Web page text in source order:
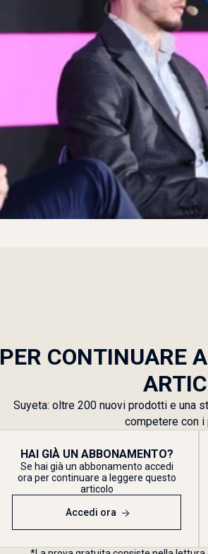
PER CONTINUARE
Suyeta: oltre 200 nuovi prodotti e una
competere con i
HAI GIÀ UN ABBONAMENTO?
Se hai già un abbonamento accedi
ora per continuare a leggere questo
articolo
Accedi ora